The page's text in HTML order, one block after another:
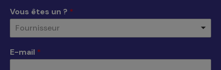
nouvelle
fenêtre
nouvelle
fenêtre
nouvelle
fenêtre
nouvelle
Vous êtes un ? *
Fournisseur
E-mail *